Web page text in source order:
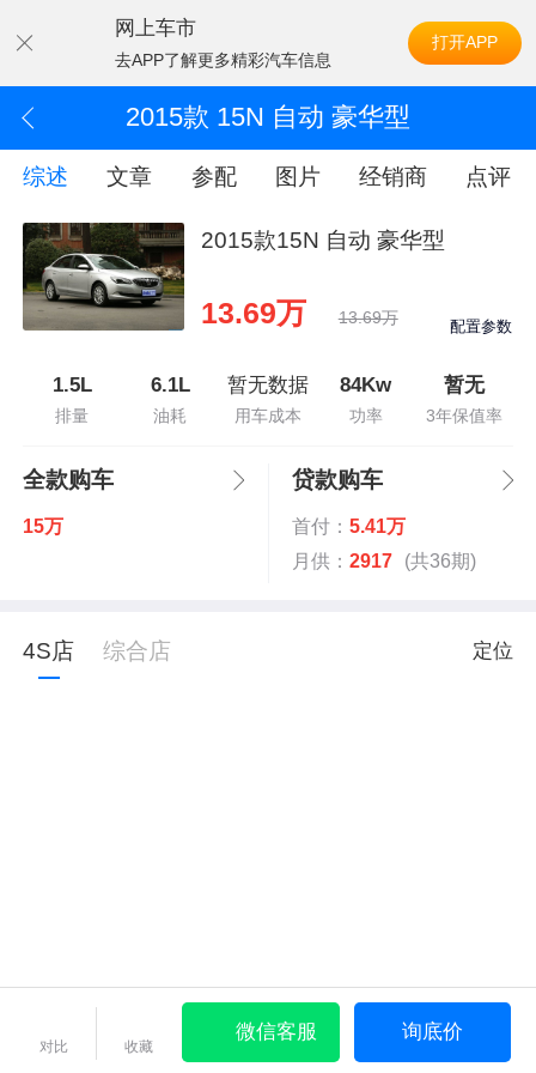
网上车市
去APP了解更多精彩汽车信息
打开APP
2015款 15N 自动 豪华型
综述 文章 参配 图片 经销商 点评
2015款15N 自动 豪华型
13.69万 13.69万 配置参数
1.5L
排量
6.1L
油耗
暂无数据
用车成本
84Kw
功率
暂无
3年保值率
全款购车
15万
贷款购车
首付： 5.41万
月供： 2917 (共36期)
4S店 综合店 定位
对比 收藏
微信客服 询底价